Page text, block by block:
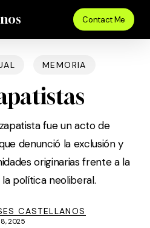
Contact Me
MEMORIA
fue un acto de
denunció la exclusión y
originarias frente a la
política neoliberal.
CASTELLANOS
2025